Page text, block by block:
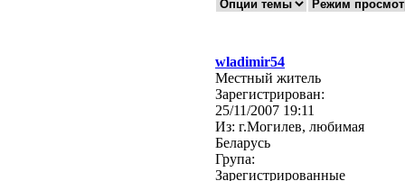
wladimir54
Местный житель
Зарегистрирован:
25/11/2007 19:11
Из: г.Могилев, любимая
Беларусь
Група:
Зарегистрированные